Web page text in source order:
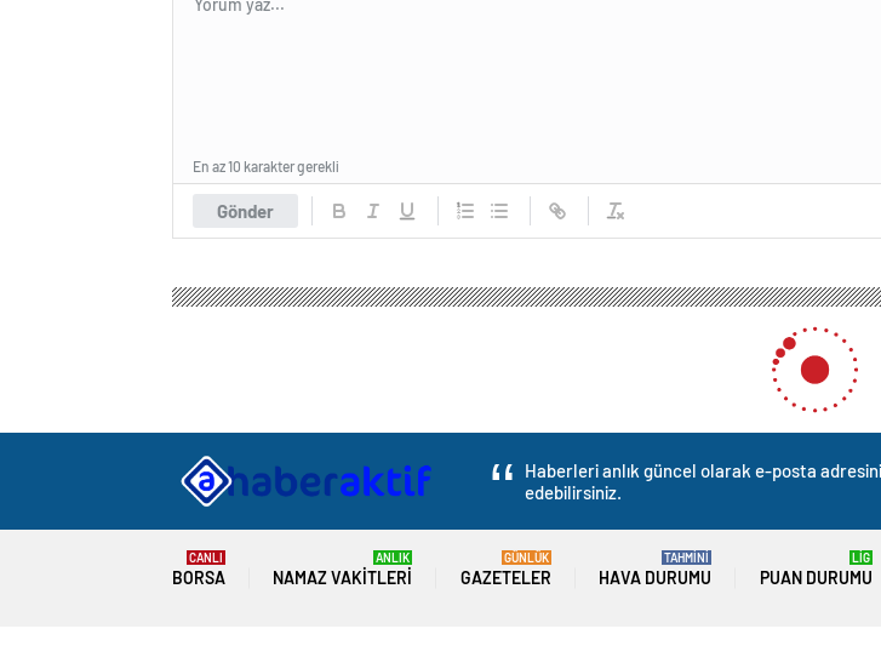
Gönder
En az 10 karakter gerekli
Haberleri anlık güncel olarak e-posta
edebilirsiniz.
BORSA
CANLI
NAMAZ VAKITLERI
ANLIK
GAZETELER
GÜNLÜK
HAVA DURUMU
TAHMİNİ
PUAN DURUMU
LİG